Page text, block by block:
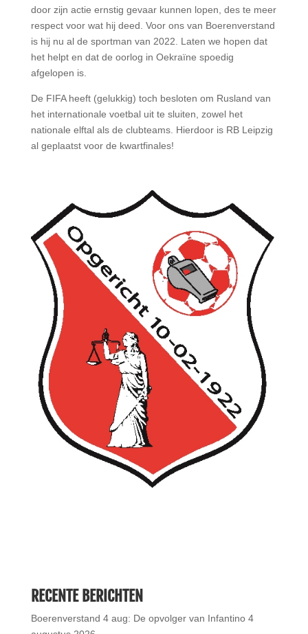
door zijn actie ernstig gevaar kunnen lopen, des te meer
respect voor wat hij deed. Voor ons van Boerenverstand
is hij nu al de sportman van 2022. Laten we hopen dat
het helpt en dat de oorlog in Oekraïne spoedig
afgelopen is.
De FIFA heeft (gelukkig) toch besloten om Rusland van
het internationale voetbal uit te sluiten, zowel het
nationale elftal als de clubteams. Hierdoor is RB Leipzig
al geplaatst voor de kwartfinales!
RECENTE BERICHTEN
Boerenverstand 4 aug: De opvolger van Infantino 4